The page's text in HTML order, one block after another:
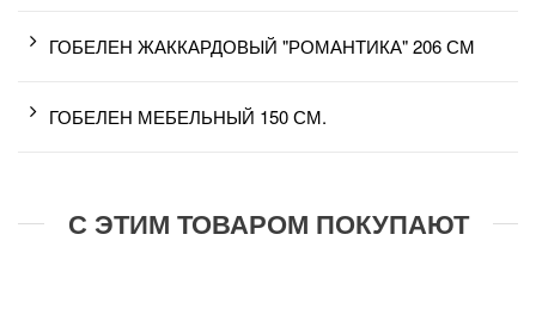
ГОБЕЛЕН ЖАККАРДОВЫЙ "РОМАНТИКА" 206 СМ
ГОБЕЛЕН МЕБЕЛЬНЫЙ 150 СМ.
С ЭТИМ ТОВАРОМ ПОКУПАЮТ